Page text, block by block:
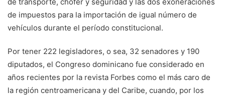
de transporte, chofer y seguridad y las dos exoneraciones
de im­puestos para la importa­ción de igual número de
vehículos durante el pe­ríodo constitucional.
Por tener 222 legislado­res, o sea, 32 senadores y 190
diputados, el Congre­so dominicano fue conside­rado en
años recientes por la revista Forbes como el más caro de
la región cen­troamericana y del Cari­be, cuando, por los